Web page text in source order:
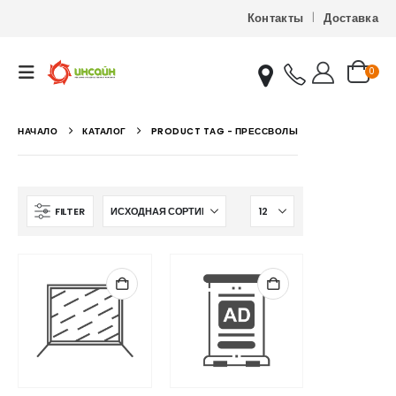
Контакты Доставка
0
НАЧАЛО КАТАЛОГ PRODUCT TAG - ПРЕССВОЛЫ
FILTER